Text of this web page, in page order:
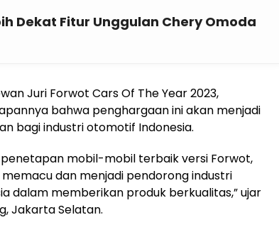
Dekat Fitur Unggulan Chery Omoda
Juri Forwot Cars Of The Year 2023,
bahwa penghargaan ini akan menjadi
bagi industri otomotif Indonesia.
penetapan mobil-mobil terbaik versi Forwot,
dan menjadi pendorong industri
dalam memberikan produk berkualitas,” ujar
Jakarta Selatan.